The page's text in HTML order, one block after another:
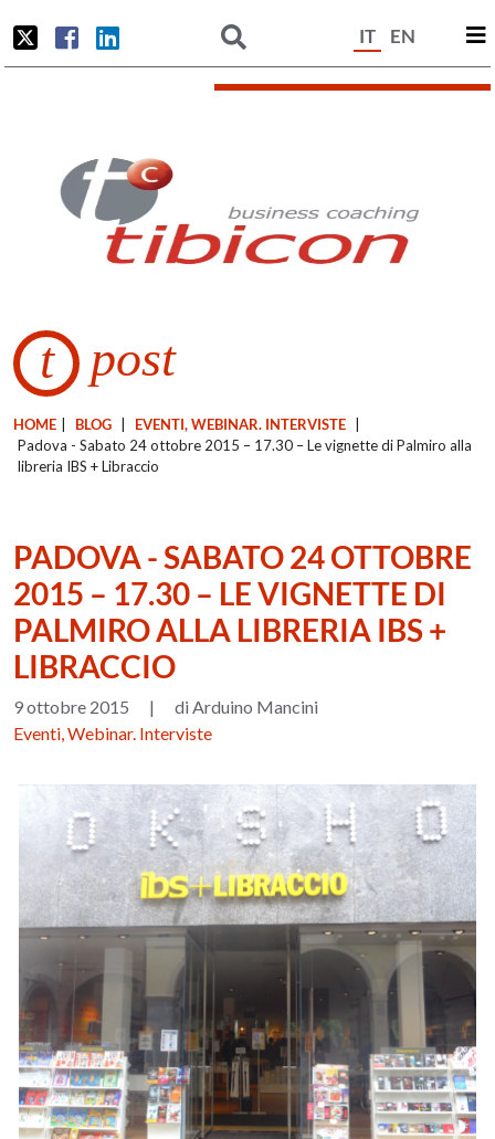
IT EN
t post
HOME BLOG EVENTI, WEBINAR. INTERVISTE
Padova - Sabato 24 ottobre 2015 – 17.30 – Le vignette di Palmiro alla
libreria IBS + Libraccio
PADOVA - SABATO 24 OTTOBRE
2015 – 17.30 – LE VIGNETTE DI
PALMIRO ALLA LIBRERIA IBS +
LIBRACCIO
9 ottobre 2015 |
di Arduino Mancini
Eventi, Webinar. Interviste